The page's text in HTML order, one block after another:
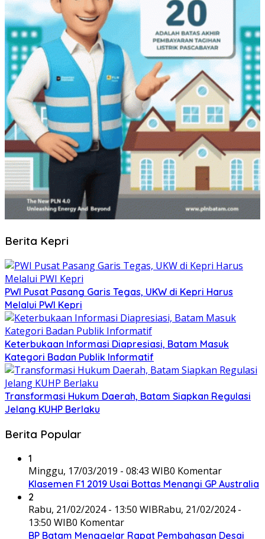
Berita Kepri
PWI Pusat Pasang Garis Tegas, UKW di Kepri Harus
Melalui PWI Kepri
Keterbukaan Informasi Diapresiasi, Batam Masuk
Kategori Badan Publik Informatif
Transformasi Hukum Daerah, Batam Siapkan Regulasi
Jelang KUHP Berlaku
Berita Popular
1
Minggu, 17/03/2019 - 08:43 WIB0 Komentar
Klasemen F1 2019 Usai Bottas Menangi GP Australia
2
Rabu, 21/02/2024 - 13:50 WIBRabu, 21/02/2024 -
13:50 WIB0 Komentar
BP Batam Menggelar Rapat Pembahasan Desai